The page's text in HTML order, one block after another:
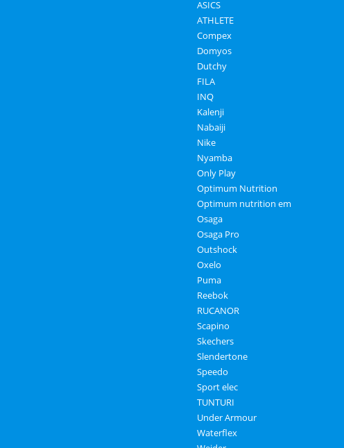
ASICS
ATHLETE
Compex
Domyos
Dutchy
FILA
INQ
Kalenji
Nabaiji
Nike
Nyamba
Only Play
Optimum Nutrition
Optimum nutrition em
Osaga
Osaga Pro
Outshock
Oxelo
Puma
Reebok
RUCANOR
Scapino
Skechers
Slendertone
Speedo
Sport elec
TUNTURI
Under Armour
Waterflex